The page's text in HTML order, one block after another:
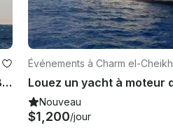
Galion de pirates à voile Charter 113' Black Pearl, Charm el-Cheikh, Égypte
Événements à Charm el-Cheikh
Nouveau
$1,200/jour